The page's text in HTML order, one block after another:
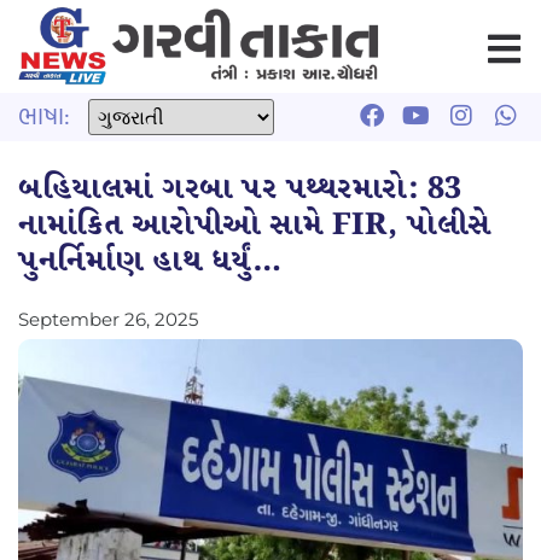
ભાષા:
બહિયાલમાં ગરબા પર પથ્થરમારો: 83
નામાંકિત આરોપીઓ સામે FIR, પોલીસે
પુનર્નિર્માણ હાથ ધર્યું…
September 26, 2025